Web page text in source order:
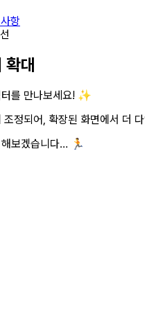
항
대
를 만나보세요! ✨
정되어, 확장된 화면에서 더
해보겠습니다… 🏃